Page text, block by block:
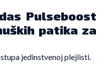
Pulseboost
patika za
jedinstvenoj plejlisti.